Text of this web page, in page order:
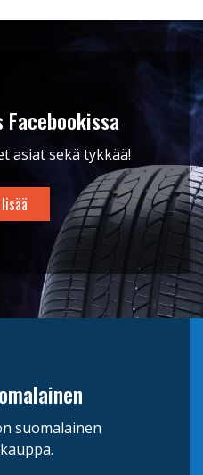
Facebookissa
asiat sekä tykkää!
suomalainen